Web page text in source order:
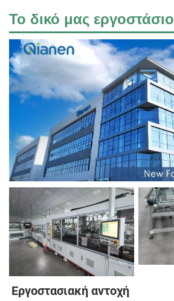
Το δικό μας εργοστάσιο
Εργοστασιακή αντοχή